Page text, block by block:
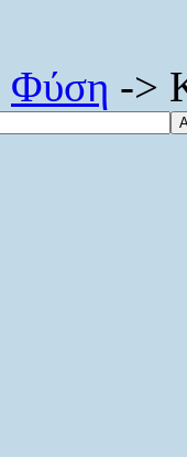
Φύση ->